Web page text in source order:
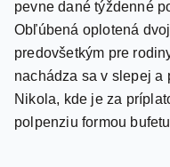
predovšetkým pre
nachádza sa v slepej a
Nikola, kde je za
polpenziu formou